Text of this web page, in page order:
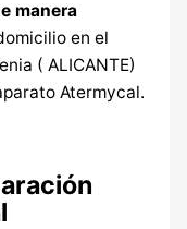
manera
en el
( ALICANTE)
Atermycal.